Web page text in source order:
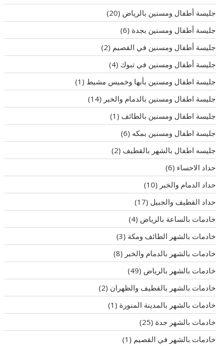
جليسة أطفال ومسنين بالرياض (20)
جليسة أطفال ومسنين بجدة (6)
جليسة أطفال ومسنين في القصيم (2)
جليسة أطفال ومسنين في تبوك (4)
جليسة اطفال ومسنين بأبها وخميس مشيط (1)
جليسة اطفال ومسنين بالدمام والخبر (14)
جليسة اطفال ومسنين بالطائف (1)
جليسة اطفال ومسنين بمكه (6)
جليسه اطفال بالشهر بالقطيف (2)
حداد الاحساء (6)
حداد الدمام والخبر (10)
حداد القطيف والجبيل (17)
خادمات بالساعة بالرياض (4)
خادمات بالشهر الطائف ومكة (3)
خادمات بالشهر بالدمام والخبر (8)
خادمات بالشهر بالرياض (49)
خادمات بالشهر بالقطيف والظهران (2)
خادمات بالشهر بالمدينة المنورة (1)
خادمات بالشهر جدة (25)
خادمات بالشهر في القصيم (1)